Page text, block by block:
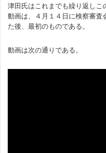
津田氏はこれまでも繰り返しこ
動画は、４月１４日に検察審査
た後、最初のものである。
動画は次の通りである。